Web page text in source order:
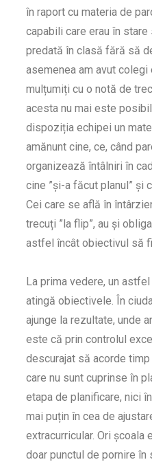
în raport cu materia de
capabili care erau în
predată în clasă fără să
asemenea am avut
mulțumiți cu o notă de
acesta nu mai este
dispoziția echipei un
amănunt cine, ce, când
organizează întâlniri în
cine ”și-a făcut planul” și
Cei care se află în
trecuți ”la flip”, au și
astfel încât obiectivul să
La prima vedere, un
atingă obiectivele. În
ajunge la rezultate, unde
este că prin controlul
descurajat să acorde
care nu sunt cuprinse în
etapa de planificare, nici
mai puțin în cea de
extracurricular. Ori școala
doar punctul de pornire în